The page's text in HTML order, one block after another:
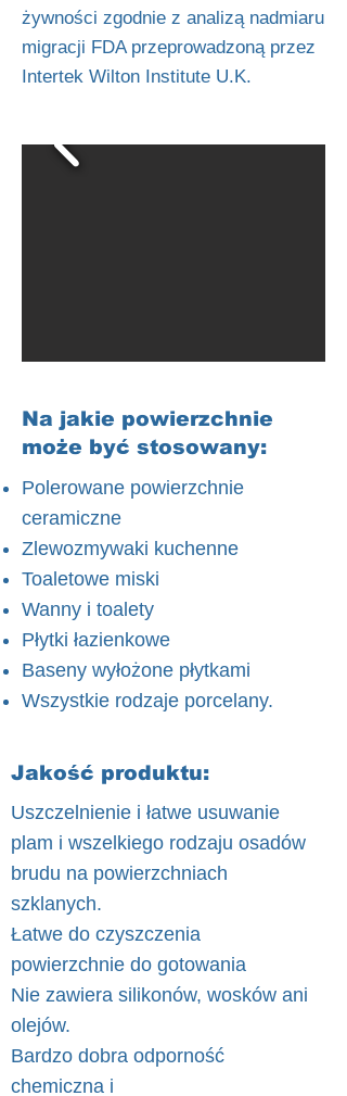
żywności zgodnie z analizą nadmiaru
migracji FDA przeprowadzoną przez
Intertek Wilton Institute U.K.
Na jakie powierzchnie
może być stosowany:
Polerowane powierzchnie
ceramiczne
Zlewozmywaki kuchenne
Toaletowe miski
Wanny i toalety
Płytki łazienkowe
Baseny wyłożone płytkami
Wszystkie rodzaje porcelany.
Jakość produktu:
Uszczelnienie i łatwe usuwanie
plam i wszelkiego rodzaju osadów
brudu na powierzchniach
szklanych.
Łatwe do czyszczenia
powierzchnie do gotowania
Nie zawiera silikonów, wosków ani
olejów.
Bardzo dobra odporność
chemiczna i